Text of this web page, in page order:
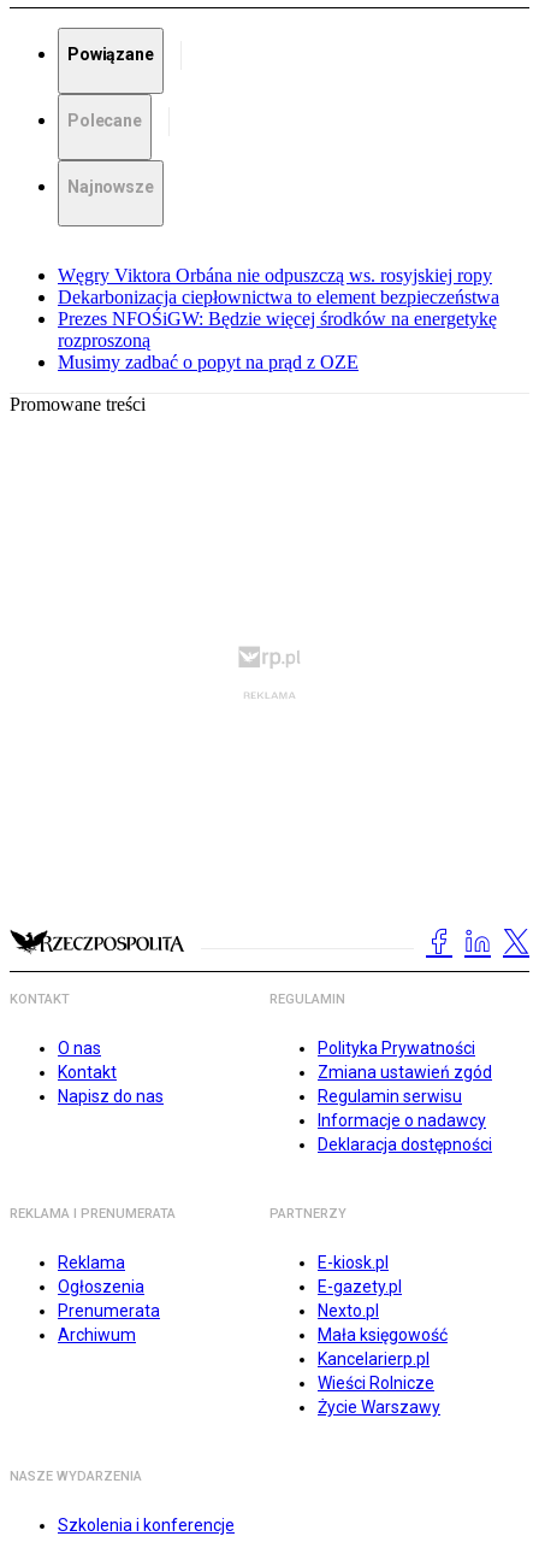
Powiązane
Polecane
Najnowsze
Węgry Viktora Orbána nie odpuszczą ws. rosyjskiej ropy
Dekarbonizacja ciepłownictwa to element bezpieczeństwa
Prezes NFOŚiGW: Będzie więcej środków na energetykę
rozproszoną
Musimy zadbać o popyt na prąd z OZE
Promowane treści
KONTAKT
O nas
Kontakt
Napisz do nas
REGULAMIN
Polityka Prywatności
Zmiana ustawień zgód
Regulamin serwisu
Informacje o nadawcy
Deklaracja dostępności
REKLAMA I PRENUMERATA
Reklama
Ogłoszenia
Prenumerata
Archiwum
PARTNERZY
E-kiosk.pl
E-gazety.pl
Nexto.pl
Mała księgowość
Kancelarierp.pl
Wieści Rolnicze
Życie Warszawy
NASZE WYDARZENIA
Szkolenia i konferencje